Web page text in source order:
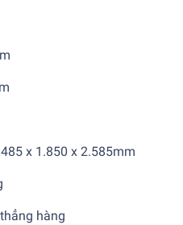
x 1.850 x 2.585mm
hàng